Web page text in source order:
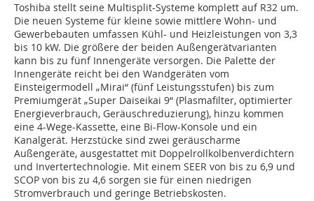
Toshiba stellt seine Multisplit-Systeme komplett auf R32 um.
Die neuen Systeme für kleine sowie mittlere Wohn- und
Gewerbebauten umfassen Kühl- und Heizleistungen von 3,3
bis 10 kW. Die größere der beiden Außengerätvarianten
kann bis zu fünf Innengeräte versorgen. Die Palette der
Innengeräte reicht bei den Wandgeräten vom
Einsteigermodell „Mirai“ (fünf Leistungsstufen) bis zum
Premiumgerät „Super Daiseikai 9“ (Plasmafilter, optimierter
Energieverbrauch, Geräuschreduzierung), hinzu kommen
eine 4-Wege-Kassette, eine Bi-Flow-Konsole und ein
Kanalgerät. Herzstücke sind zwei geräuscharme
Außengeräte, ausgestattet mit Doppelrollkolbenverdichtern
und Invertertechnologie. Mit einem SEER von bis zu 6,9 und
SCOP von bis zu 4,6 sorgen sie für einen niedrigen
Stromverbrauch und geringe Betriebskosten.